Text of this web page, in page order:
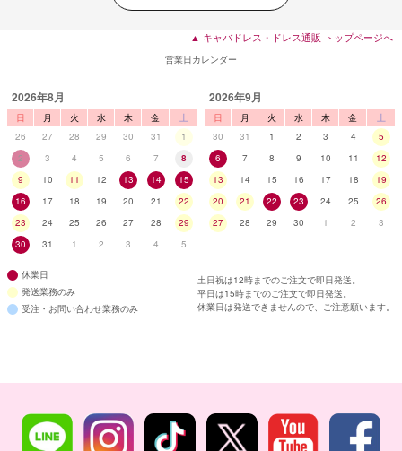
■ディティール
▲ キャバドレス・ドレス通販 トップページへ
営業日カレンダー
2026年8月
日 月 火 水 木 金
土
26
27 28 29 30 31
1
2
3 4 5 6 7
8
9
10 11 12 13 14
15
16
17 18 19 20 21
22
23
24 25 26 27 28
29
30
31 1 2 3 4 5
2026年9月
日 月 火 水 木 金
土
30
31 1 2 3 4
5
6
7 8 9 10 11
12
13
14 15 16 17 18
19
20
21 22 23 24 25
26
27
28 29 30 1 2 3
休業日
発送業務のみ
受注・お問い合わせ業務のみ
土日祝は12時までのご注文で即日発送。
平日は15時までのご注文で即日発送。
休業日は発送できませんので、ご注意願います。